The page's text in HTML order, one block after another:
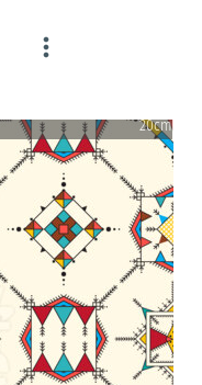
20cm